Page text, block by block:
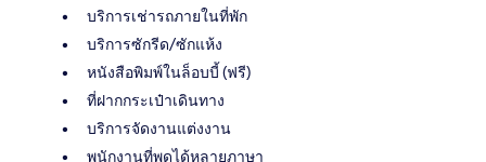
บริการเช่ารถภายในที่พัก
บริการซักรีด/ซักแห้ง
หนังสือพิมพ์ในล็อบบี้ (ฟรี)
ที่ฝากกระเป๋าเดินทาง
บริการจัดงานแต่งงาน
พนักงานที่พูดได้หลายภาษา